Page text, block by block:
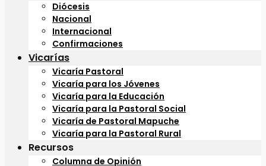
Diócesis
Nacional
Internacional
Confirmaciones
Vicarías
Vicaría Pastoral
Vicaría para los Jóvenes
Vicaría para la Educación
Vicaría para la Pastoral Social
Vicaría de Pastoral Mapuche
Vicaría para la Pastoral Rural
Recursos
Columna de Opinión